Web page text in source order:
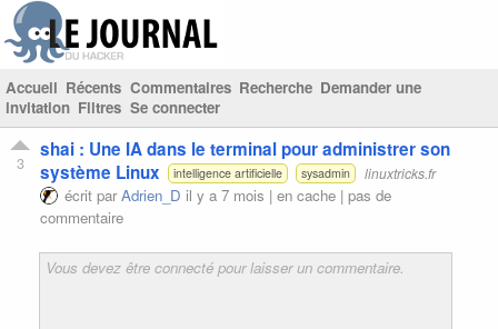
Accueil Récents Commentaires Recherche Demander une
invitation Filtres Se connecter
3
shai : Une IA dans le terminal pour administrer son
système Linux
intelligence artificielle sysadmin linuxtricks.fr
écrit parAdrien_D il y a 7 mois | en cache | pas de
commentaire